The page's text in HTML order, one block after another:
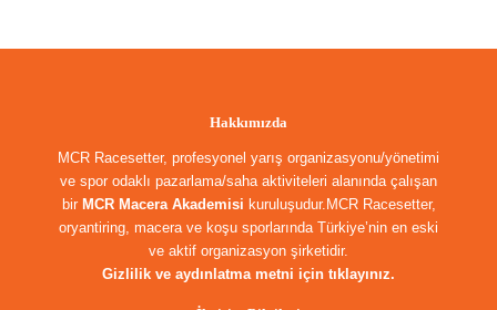
Hakkımızda
MCR Racesetter, profesyonel yarış organizasyonu/yönetimi
ve spor odaklı pazarlama/saha aktiviteleri alanında çalışan
bir MCR Macera Akademisi kuruluşudur.MCR Racesetter,
oryantiring, macera ve koşu sporlarında Türkiye’nin en eski
ve aktif organizasyon şirketidir.
Gizlilik ve aydınlatma metni için tıklayınız.